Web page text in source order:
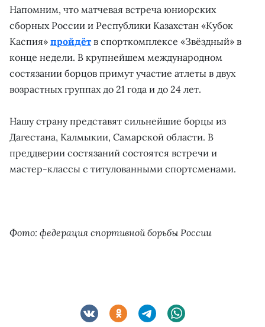
Напомним, что матчевая встреча юниорских
сборных России и Республики Казахстан «Кубок
Каспия» пройдёт в спорткомплексе «Звёздный» в
конце недели. В крупнейшем международном
состязании борцов примут участие атлеты в двух
возрастных группах до 21 года и до 24 лет.
Нашу страну представят сильнейшие борцы из
Дагестана, Калмыкии, Самарской области. В
преддверии состязаний состоятся встречи и
мастер-классы с титулованными спортсменами.
Фото: федерация спортивной борьбы России